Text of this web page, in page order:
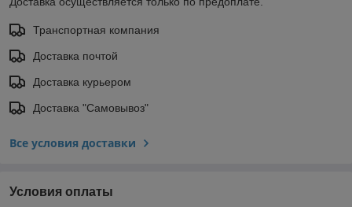
Транспортная компания
Доставка почтой
Доставка курьером
Доставка "Самовывоз"
Все условия доставки
Условия оплаты